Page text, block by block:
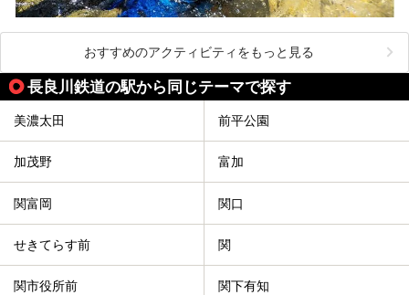
おすすめのアクティビティをもっと見る
長良川鉄道の駅から同じテーマで探す
美濃太田 前平公園
加茂野 富加
関富岡 関口
せきてらす前 関
関市役所前 関下有知